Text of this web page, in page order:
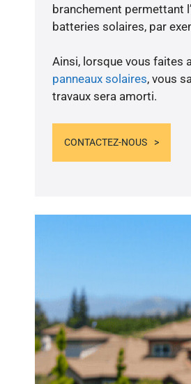
branchement permettant
batteries solaires, par
Ainsi, lorsque vous faites
panneaux solaires, vous
travaux sera amorti.
CONTACTEZ-NOUS